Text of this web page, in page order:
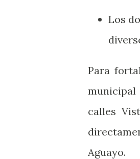
Los
Para
municipal
calles
Aguayo.